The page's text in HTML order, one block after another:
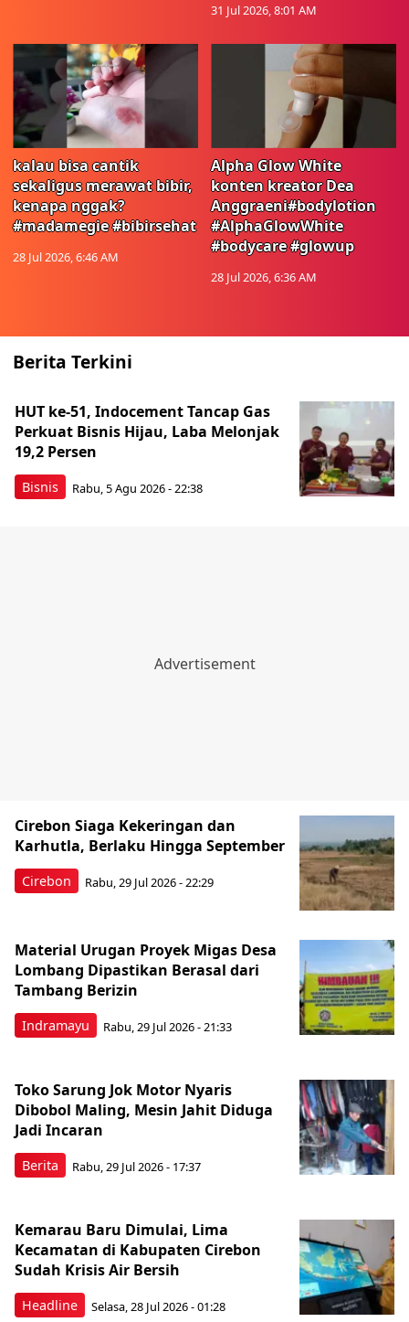
31 Jul 2026, 8:01 AM
kalau bisa cantik
sekaligus merawat bibir,
kenapa nggak?
#madamegie #bibirsehat
28 Jul 2026, 6:46 AM
Alpha Glow White
konten kreator Dea
Anggraeni#bodylotion
#AlphaGlowWhite
#bodycare #glowup
28 Jul 2026, 6:36 AM
Berita Terkini
Bisnis
HUT ke-51, Indocement Tancap Gas
Perkuat Bisnis Hijau, Laba Melonjak
19,2 Persen
Rabu, 5 Agu 2026 - 22:38
Cirebon
Cirebon Siaga Kekeringan dan
Karhutla, Berlaku Hingga September
Rabu, 29 Jul 2026 - 22:29
Indramayu
Material Urugan Proyek Migas Desa
Lombang Dipastikan Berasal dari
Tambang Berizin
Rabu, 29 Jul 2026 - 21:33
Berita
Toko Sarung Jok Motor Nyaris
Dibobol Maling, Mesin Jahit Diduga
Jadi Incaran
Rabu, 29 Jul 2026 - 17:37
Headline
Kemarau Baru Dimulai, Lima
Kecamatan di Kabupaten Cirebon
Sudah Krisis Air Bersih
Selasa, 28 Jul 2026 - 01:28